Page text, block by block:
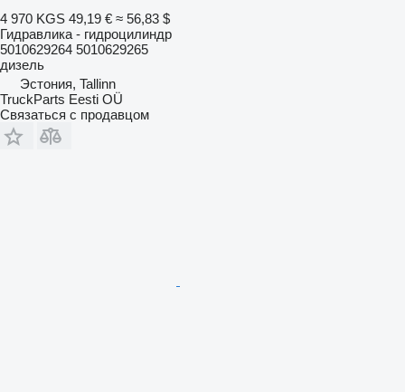
4 970 KGS 49,19 € ≈ 56,83 $
Гидравлика - гидроцилиндр
5010629264 5010629265
дизель
Эстония, Tallinn
TruckParts Eesti OÜ
Связаться с продавцом